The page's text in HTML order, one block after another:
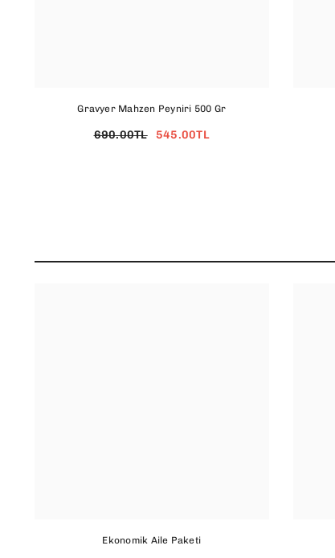
Gravyer Mahzen Peyniri 500 Gr
690.00TL 545.00TL
Ekonomik Aile Paketi